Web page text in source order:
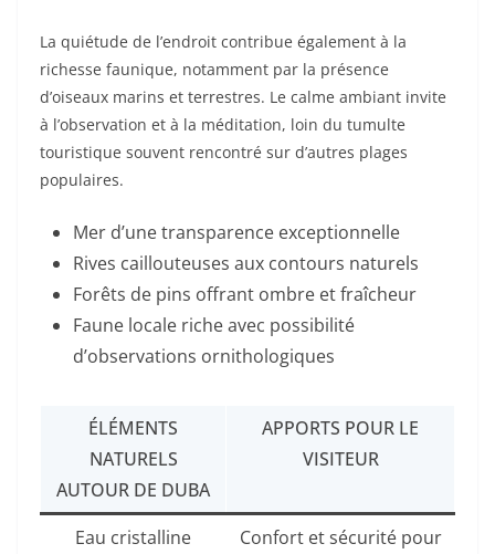
La quiétude de l’endroit contribue également à la
richesse faunique, notamment par la présence
d’oiseaux marins et terrestres. Le calme ambiant invite
à l’observation et à la méditation, loin du tumulte
touristique souvent rencontré sur d’autres plages
populaires.
Mer d’une transparence exceptionnelle
Rives caillouteuses aux contours naturels
Forêts de pins offrant ombre et fraîcheur
Faune locale riche avec possibilité
d’observations ornithologiques
ÉLÉMENTS
NATURELS
AUTOUR DE DUBA
APPORTS POUR LE
VISITEUR
Eau cristalline
Confort et sécurité pour